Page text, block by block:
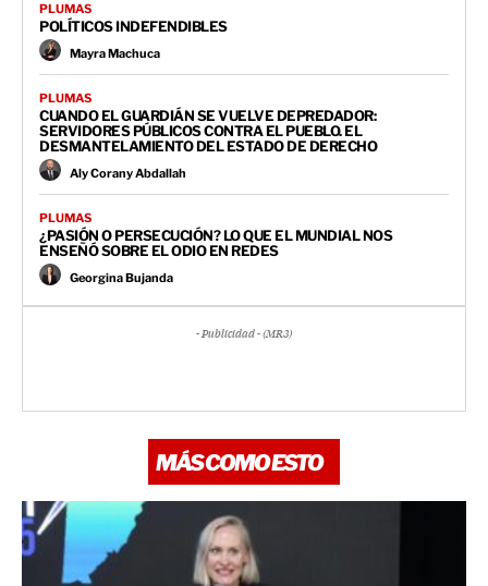
PLUMAS
POLÍTICOS INDEFENDIBLES
Mayra Machuca
PLUMAS
CUANDO EL GUARDIÁN SE VUELVE DEPREDADOR:
SERVIDORES PÚBLICOS CONTRA EL PUEBLO. EL
DESMANTELAMIENTO DEL ESTADO DE DERECHO
Aly Corany Abdallah
PLUMAS
¿PASIÓN O PERSECUCIÓN? LO QUE EL MUNDIAL NOS
ENSEÑÓ SOBRE EL ODIO EN REDES
Georgina Bujanda
- Publicidad - (MR3)
MÁS COMO ESTO